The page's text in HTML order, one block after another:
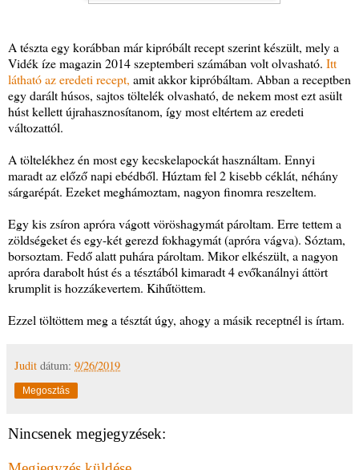
A tészta egy korábban már kipróbált recept szerint készült, mely a
Vidék íze magazin 2014 szeptemberi számában volt olvasható. Itt
látható az eredeti recept, amit akkor kipróbáltam. Abban a receptben
egy darált húsos, sajtos töltelék olvasható, de nekem most ezt asült
húst kellett újrahasznosítanom, így most eltértem az eredeti
változattól.
A töltelékhez én most egy kecskelapockát használtam. Ennyi
maradt az előző napi ebédből. Húztam fel 2 kisebb céklát, néhány
sárgarépát. Ezeket meghámoztam, nagyon finomra reszeltem.
Egy kis zsíron apróra vágott vöröshagymát pároltam. Erre tettem a
zöldségeket és egy-két gerezd fokhagymát (apróra vágva). Sóztam,
borsoztam. Fedő alatt puhára pároltam. Mikor elkészült, a nagyon
apróra darabolt húst és a tésztából kimaradt 4 evőkanálnyi áttört
krumplit is hozzákevertem. Kihűtöttem.
Ezzel töltöttem meg a tésztát úgy, ahogy a másik receptnél is írtam.
Judit dátum: 9/26/2019
Megosztás
Nincsenek megjegyzések: